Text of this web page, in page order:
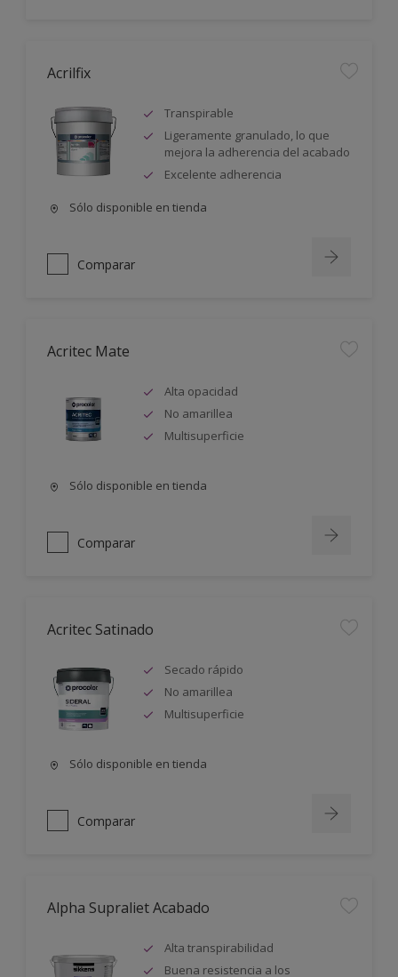
Acrilfix
Transpirable
Ligeramente granulado, lo que
mejora la adherencia del acabado
Excelente adherencia
Sólo disponible en tienda
Comparar
Acritec Mate
Alta opacidad
No amarillea
Multisuperficie
Sólo disponible en tienda
Comparar
Acritec Satinado
Secado rápido
No amarillea
Multisuperficie
Sólo disponible en tienda
Comparar
Alpha Supraliet Acabado
Alta transpirabilidad
Buena resistencia a los